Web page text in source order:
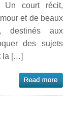
Un court récit,
et de beaux
destinés aux
des sujets
la […]